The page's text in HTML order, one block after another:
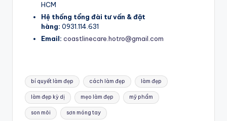
HCM
Hệ thống tổng đài tư vấn & đặt
hàng: 0931.114.631
Email: coastlinecare.hotro@gmail.com
Tags:
bí quyết làm đẹp cách làm đẹp làm đẹp
làm đẹp kỳ dị mẹo làm đẹp mỹ phẩm
son môi sơn móng tay